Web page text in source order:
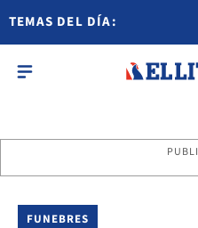
TEMAS DEL DÍA:
FUNEBRES